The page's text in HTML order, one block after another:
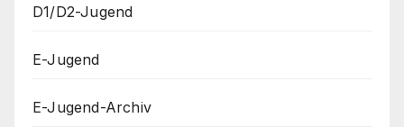
D1/D2-Jugend
E-Jugend
E-Jugend-Archiv